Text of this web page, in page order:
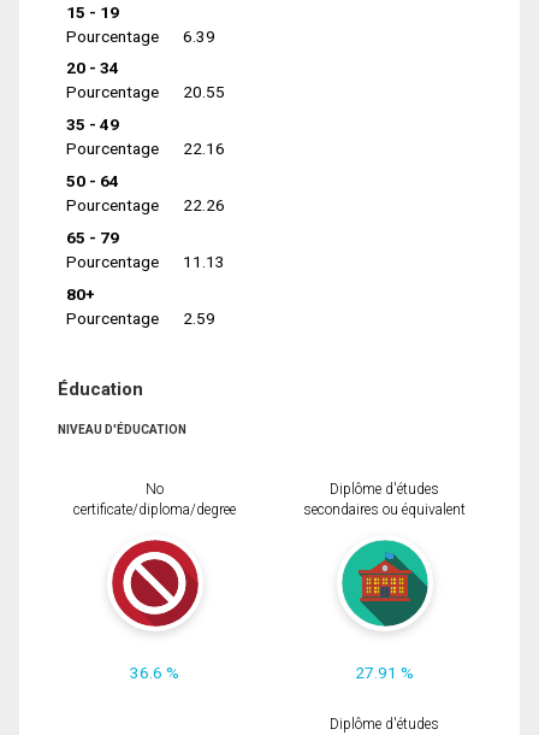
15 - 19
Pourcentage
6.39
20 - 34
Pourcentage
20.55
35 - 49
Pourcentage
22.16
50 - 64
Pourcentage
22.26
65 - 79
Pourcentage
11.13
80+
Pourcentage
2.59
Éducation
NIVEAU D'ÉDUCATION
No
certificate/diploma/degree
36.6 %
Diplôme d'études
secondaires ou équivalent
27.91 %
Diplôme d'études